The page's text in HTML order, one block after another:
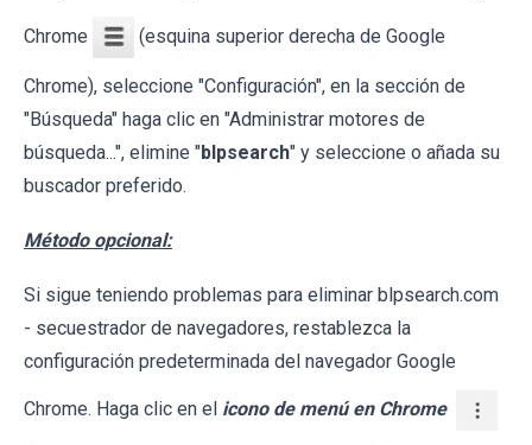
Chrome (esquina superior derecha de Google
Chrome), seleccione "Configuración", en la sección de
"Búsqueda" haga clic en "Administrar motores de
búsqueda...", elimine "blpsearch" y seleccione o añada su
buscador preferido.
Método opcional:
Si sigue teniendo problemas para eliminar blpsearch.com
- secuestrador de navegadores, restablezca la
configuración predeterminada del navegador Google
Chrome. Haga clic en el icono de menú en Chrome